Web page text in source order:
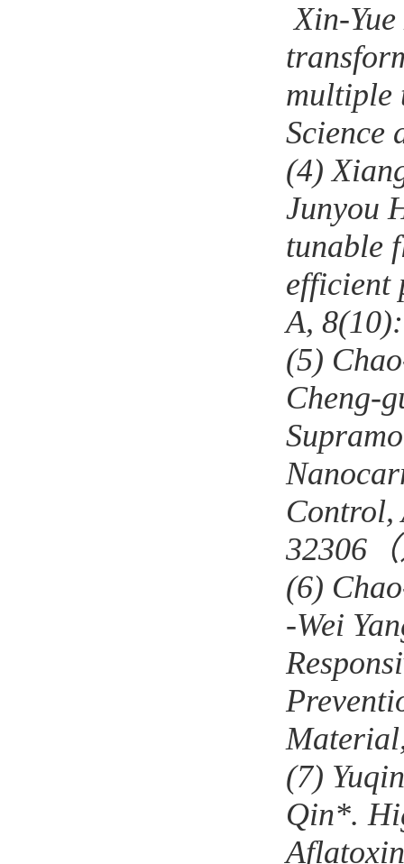
Xin-
multiple
Science
(4)
Junyou
tunable
efficient
A, 8
(5) Chao
Cheng-
Control,
32306
(6) Chao
‐Wei
(7)
Qin*.